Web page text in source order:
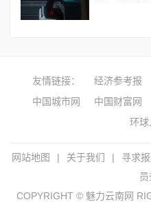
友情链接： 经济参考报
中国城市网
中国财富网
环球
网站地图 | 关于我们 | 寻求
COPYRIGHT © 魅力云南网